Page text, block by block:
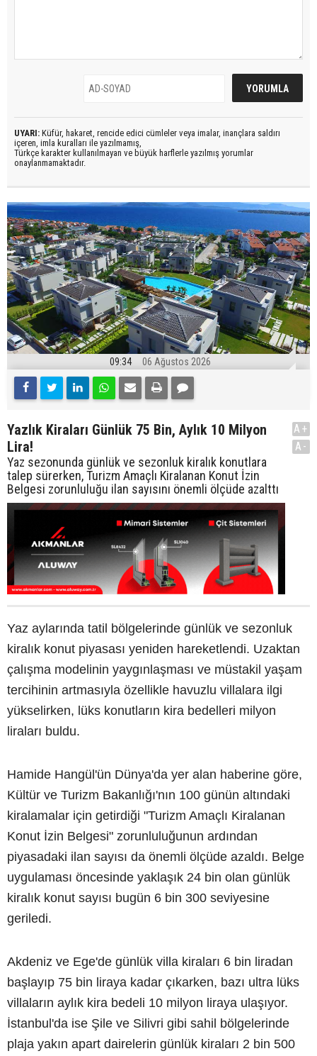
UYARI: Küfür, hakaret, rencide edici cümleler veya imalar, inançlara saldırı
içeren, imla kuralları ile yazılmamış,
Türkçe karakter kullanılmayan ve büyük harflerle yazılmış yorumlar
onaylanmamaktadır.
09:34 06 Ağustos 2026
Yazlık Kiraları Günlük 75 Bin, Aylık 10 Milyon
Lira!
Yaz sezonunda günlük ve sezonluk kiralık konutlara
talep sürerken, Turizm Amaçlı Kiralanan Konut İzin
Belgesi zorunluluğu ilan sayısını önemli ölçüde azalttı
A+
A-
Yaz aylarında tatil bölgelerinde günlük ve sezonluk
kiralık konut piyasası yeniden hareketlendi. Uzaktan
çalışma modelinin yaygınlaşması ve müstakil yaşam
tercihinin artmasıyla özellikle havuzlu villalara ilgi
yükselirken, lüks konutların kira bedelleri milyon
liraları buldu.
Hamide Hangül'ün Dünya'da yer alan haberine göre,
Kültür ve Turizm Bakanlığı'nın 100 günün altındaki
kiralamalar için getirdiği "Turizm Amaçlı Kiralanan
Konut İzin Belgesi" zorunluluğunun ardından
piyasadaki ilan sayısı da önemli ölçüde azaldı. Belge
uygulaması öncesinde yaklaşık 24 bin olan günlük
kiralık konut sayısı bugün 6 bin 300 seviyesine
geriledi.
Akdeniz ve Ege'de günlük villa kiraları 6 bin liradan
başlayıp 75 bin liraya kadar çıkarken, bazı ultra lüks
villaların aylık kira bedeli 10 milyon liraya ulaşıyor.
İstanbul'da ise Şile ve Silivri gibi sahil bölgelerinde
plaja yakın apart dairelerin günlük kiraları 2 bin 500